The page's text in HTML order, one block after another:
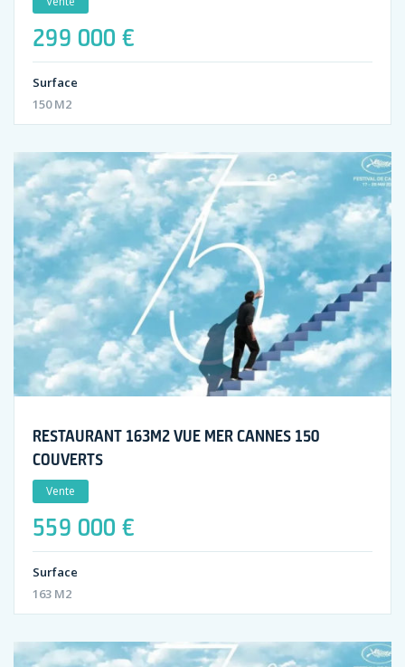
299 000 €
Surface
150 M2
RESTAURANT 163M2 VUE MER CANNES 150
COUVERTS
Vente
559 000 €
Surface
163 M2